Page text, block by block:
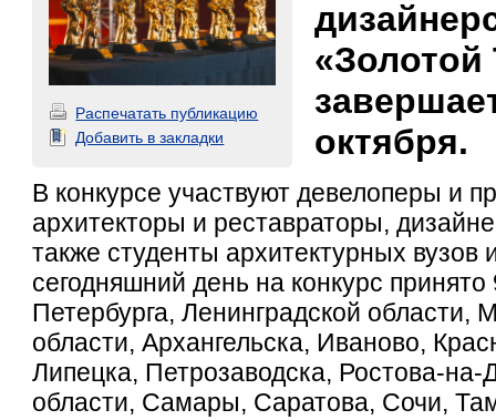
Распечатать публикацию
Добавить в закладки
«Золотой
октября.
В конкурсе участвуют девелоперы и
архитекторы и реставраторы,
также студенты архитектурных
сегодняшний день на конкурс принято
Петербурга, Ленинградской области,
области, Архангельска, Иваново,
Липецка, Петрозаводска, Ростова-на-
области, Самары, Саратова, Сочи,